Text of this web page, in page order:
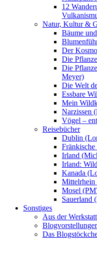
12
Natur, Kultur &
Bäume
Der
Die
Die
Meyer)
Die Welt
Essbare
Mein
Narzissen
Vögel –
Reisebücher
Dublin
Irland
Irland:
Kanada
Mittelrhein
Mosel
Sauerland
Sonstiges
Aus der
Das